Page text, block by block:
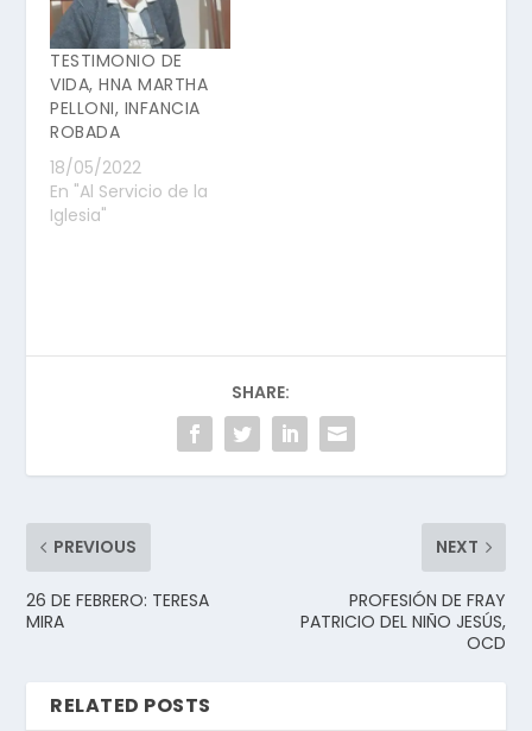
TESTIMONIO DE
VIDA, HNA MARTHA
PELLONI, INFANCIA
ROBADA
18/05/2022
En "Al Servicio de la
Iglesia"
SHARE:
PREVIOUS
26 DE FEBRERO: TERESA
MIRA
NEXT
PROFESIÓN DE FRAY
PATRICIO DEL NIÑO JESÚS,
OCD
RELATED POSTS